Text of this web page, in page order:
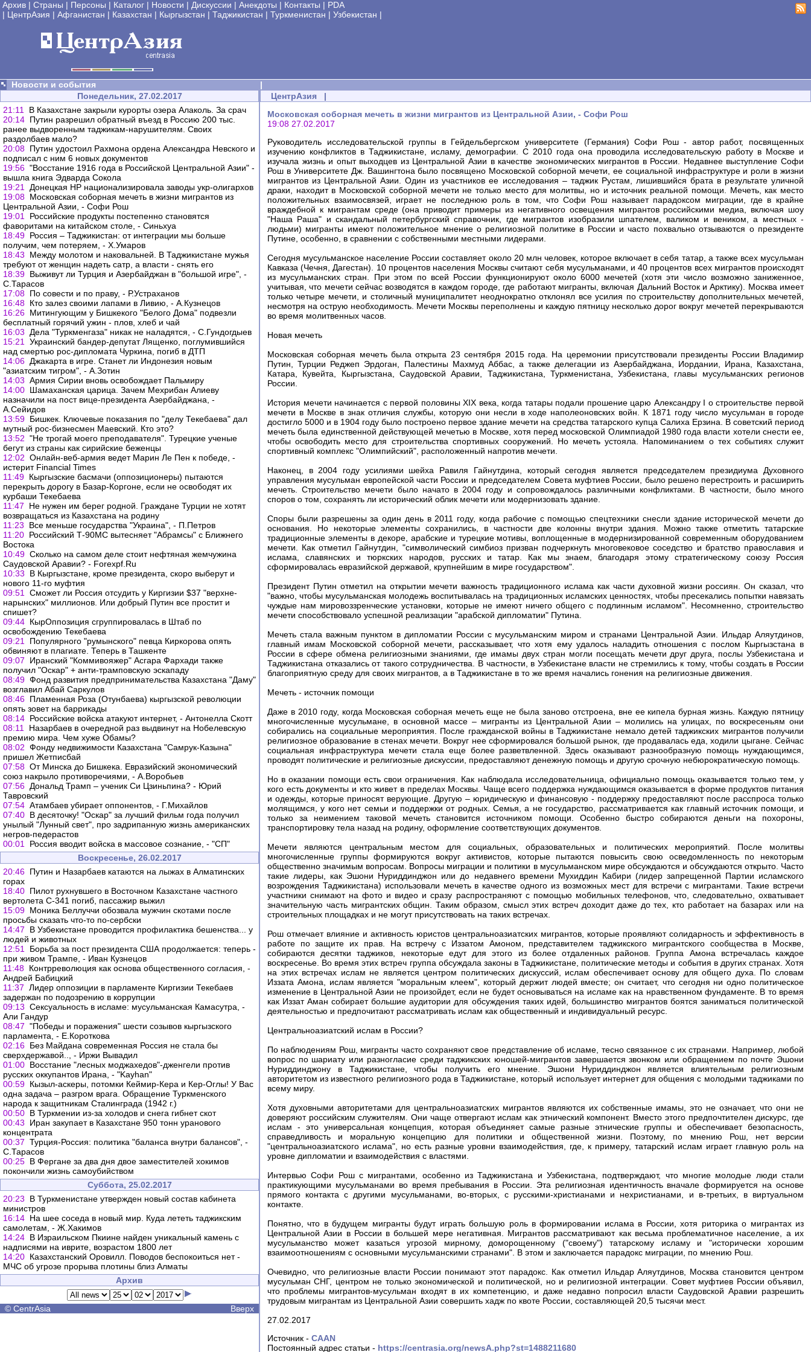
Архив | Страны | Персоны | Каталог | Новости | Дискуссии | Анекдоты | Контакты | PDA
| ЦентрАзия | Афганистан | Казахстан | Кыргызстан | Таджикистан | Туркменистан | Узбекистан |
Новости и события
|
Понедельник, 27.02.2017
21:11
В Казахстане закрыли курорты озера Алаколь. За срач
20:14 Путин разрешил обратный въезд в Россию 200 тыс.
ранее выдворенным таджикам-нарушителям. Своих
раздолбаев мало?
20:08 Путин удостоил Рахмона ордена Александра Невского и
подписал с ним 6 новых документов
19:56 "Восстание 1916 года в Российской Центральной Азии" -
вышла книга Эдварда Сокола
19:21
Донецкая НР национализировала заводы укр-олигархов
19:08 Московская соборная мечеть в жизни мигрантов из
Центральной Азии, - Софи Рош
19:01
Российские продукты постепенно становятся
фаворитами на китайском столе, - Синьхуа
18:49 Россия – Таджикистан: от интеграции мы больше
получим, чем потеряем, - Х.Умаров
18:43
Между молотом и наковальней. В Таджикистане мужья
требуют от женщин надеть сатр, а власти - снять его
18:39 Выживут ли Турция и Азербайджан в "большой игре", -
С.Тарасов
17:08 По совести и по праву, - Р.Устраханов
16:48 Кто залез своими лапами в Ливию, - А.Кузнецов
16:26 Митингующим у Бишкекого "Белого Дома" подвезли
бесплатный горячий ужин - плов, хлеб и чай
16:03
Дела "Туркменгаза" никак не наладятся, - С.Гундогдыев
15:21
Украинский бандер-депутат Лященко, поглумившийся
над смертью рос-дипломата Чуркина, погиб в ДТП
14:06 Джакарта в игре. Станет ли Индонезия новым
"азиатским тигром", - А.Зотин
14:03 Армия Сирии вновь освобождает Пальмиру
14:00 Шамаханская царица. Зачем Мехрибан Алиеву
назначили на пост вице-президента Азербайджана, -
А.Сейидов
13:59 Бишкек. Ключевые показания по "делу Текебаева" дал
мутный рос-бизнесмен Маевский. Кто это?
13:52 "Не трогай моего преподавателя". Турецкие ученые
бегут из страны как сирийские беженцы
12:02 Онлайн-веб-армия ведет Марин Ле Пен к победе, -
истерит Financial Times
11:49 Кыргызские басмачи (оппозиционеры) пытаются
перекрыть дорогу в Базар-Коргоне, если не освободят их
курбаши Текебаева
11:47
Не нужен им берег родной. Граждане Турции не хотят
возвращаться из Казахстана на родину
11:23
Все меньше государства "Украина", - П.Петров
11:20 Российский Т-90МС вытесняет "Абрамсы" с Ближнего
Востока
10:49 Сколько на самом деле стоит нефтяная жемчужина
Саудовской Аравии? - Forexpf.Ru
10:33
В Кыргызстане, кроме президента, скоро выберут и
нового 11-го муфтия
09:51
Сможет ли Россия отсудить у Киргизии $37 "верхне-
нарынских" миллионов. Или добрый Путин все простит и
спишет?
09:44 КырОппозиция сгруппировалась в Штаб по
освобождению Текебаева
09:21
Популярного "румынского" певца Киркорова опять
обвиняют в плагиате. Теперь в Ташкенте
09:07
Иранский "Коммивояжер" Асгара Фархади также
получил "Оскар" + анти-трамповскую эскападу
08:49 Фонд развития предпринимательства Казахстана "Даму"
возглавил Абай Саркулов
08:46 Пламенная Роза (Отунбаева) кыргызской революции
опять зовет на баррикады
08:14 Российские войска атакуют интернет, - Антонелла Скотт
08:11
Назарбаев в очередной раз выдвинут на Нобелевскую
премию мира. Чем хуже Обамы?
08:02 Фонду недвижимости Казахстана "Самрук-Казына"
пришел Жетписбай
07:58 От Минска до Бишкека. Евразийский экономический
союз накрыло противоречиями, - А.Воробьев
07:56 Дональд Трамп – ученик Си Цзиньпина? - Юрий
Тавровский
07:54 Атамбаев убирает оппонентов, - Г.Михайлов
07:40 В десяточку! "Оскар" за лучший фильм года получил
унылый "Лунный свет", про задрипанную жизнь американских
негров-педерастов
00:01
Россия вводит войска в массовое сознание, - "СП"
Воскресенье, 26.02.2017
20:46 Путин и Назарбаев катаются на лыжах в Алматинских
горах
18:40 Пилот рухнувшего в Восточном Казахстане частного
вертолета С-341 погиб, пассажир выжил
15:09 Моника Беллуччи обозвала мужчин скотами после
просьбы сказать что-то по-сербски
14:47
В Узбекистане проводится профилактика бешенства... у
людей и животных
12:51
Борьба за пост президента США продолжается: теперь -
при живом Трампе, - Иван Кузнецов
11:48 Контрреволюция как основа общественного согласия, -
Андрей Бабицкий
11:37 Лидер оппозиции в парламенте Киргизии Текебаев
задержан по подозрению в коррупции
09:13 Сексуальность в исламе: мусульманская Камасутра, -
Али Гандур
08:47 "Победы и поражения" шести созывов кыргызского
парламента, - Е.Короткова
02:16 Без Майдана современная Россия не стала бы
сверхдержавой.., - Иржи Вывадил
01:00 Восстание "лесных моджахедов"-дженгели против
русских оккупантов Ирана, - "Kayhan"
00:59 Кызыл-аскеры, потомки Кеймир-Кера и Кер-Оглы! У Вас
одна задача – разгром врага. Обращение Туркменского
народа к защитникам Сталинграда (1942 г.)
00:50 В Туркмении из-за холодов и снега гибнет скот
00:43
Иран закупает в Казахстане 950 тонн уранового
концентрата
00:37 Турция-Россия: политика "баланса внутри балансов", -
С.Тарасов
00:25 В Фергане за два дня двое заместителей хокимов
покончили жизнь самоубийством
Суббота, 25.02.2017
20:23
В Туркменистане утвержден новый состав кабинета
министров
16:14 На шее соседа в новый мир. Куда лететь таджикским
самолетам, - Ж.Хакимов
14:24 В Израильском Пкиине найден уникальный камень с
надписями на иврите, возрастом 1800 лет
14:20 Казахстанский Оровилл. Поводов беспокоиться нет -
МЧС об угрозе прорыва плотины близ Алматы
Архив
© CentrAsia Вверх
ЦентрАзия |
Московская соборная мечеть в жизни мигрантов из Центральной Азии, - Софи Рош
19:08 27.02.2017
Руководитель исследовательской группы в Гейдельбергском университете (Германия) Софи Рош - автор работ, посвященных
изучению конфликтов в Таджикистане, исламу, демографии. С 2010 года она проводила исследовательскую работу в Москве и
изучала жизнь и опыт выходцев из Центральной Азии в качестве экономических мигрантов в России. Недавнее выступление Софи
Рош в Университете Дж. Вашингтона было посвящено Московской соборной мечети, ее социальной инфраструктуре и роли в жизни
мигрантов из Центральной Азии. Один из участников ее исследования – таджик Рустам, лишившийся брата в результате уличной
драки, находит в Московской соборной мечети не только место для молитвы, но и источник реальной помощи. Мечеть, как место
положительных взаимосвязей, играет не последнюю роль в том, что Софи Рош называет парадоксом миграции, где в крайне
враждебной к мигрантам среде (она приводит примеры из негативного освещения мигрантов российскими медиа, включая шоу
"Наша Раша" и скандальный петербургский справочник, где мигрантов изобразили шпателем, валиком и веником, а местных -
людьми) мигранты имеют положительное мнение о религиозной политике в России и часто похвально отзываются о президенте
Путине, особенно, в сравнении с собственными местными лидерами.
Сегодня мусульманское население России составляет около 20 млн человек, которое включает в себя татар, а также всех мусульман
Кавказа (Чечня, Дагестан). 10 процентов населения Москвы считают себя мусульманами, и 40 процентов всех мигрантов происходят
из мусульманских стран. При этом по всей России функционируют около 6000 мечетей (хотя эти число возможно заниженное,
учитывая, что мечети сейчас возводятся в каждом городе, где работают мигранты, включая Дальний Восток и Арктику). Москва имеет
только четыре мечети, и столичный муниципалитет неоднократно отклонял все усилия по строительству дополнительных мечетей,
несмотря на острую необходимость. Мечети Москвы переполнены и каждую пятницу несколько дорог вокруг мечетей перекрываются
во время молитвенных часов.
Новая мечеть
Московская соборная мечеть была открыта 23 сентября 2015 года. На церемонии присутствовали президенты России Владимир
Путин, Турции Реджеп Эрдоган, Палестины Махмуд Аббас, а также делегации из Азербайджана, Иордании, Ирана, Казахстана,
Катара, Кувейта, Кыргызстана, Саудовской Аравии, Таджикистана, Туркменистана, Узбекистана, главы мусульманских регионов
России.
История мечети начинается с первой половины XIX века, когда татары подали прошение царю Александру I о строительстве первой
мечети в Москве в знак отличия службы, которую они несли в ходе наполеоновских войн. К 1871 году число мусульман в городе
достигло 5000 и в 1904 году было построено первое здание мечети на средства татарского купца Салиха Ерзина. В советский период
мечеть была единственной действующей мечетью в Москве, хотя перед московской Олимпиадой 1980 года власти хотели снести ее,
чтобы освободить место для строительства спортивных сооружений. Но мечеть устояла. Напоминанием о тех событиях служит
спортивный комплекс "Олимпийский", расположенный напротив мечети.
Наконец, в 2004 году усилиями шейха Равиля Гайнутдина, который сегодня является председателем президиума Духовного
управления мусульман европейской части России и председателем Совета муфтиев России, было решено перестроить и расширить
мечеть. Строительство мечети было начато в 2004 году и сопровождалось различными конфликтами. В частности, было много
споров о том, сохранять ли исторический облик мечети или модернизовать здание.
Споры были разрешены за один день в 2011 году, когда рабочие с помощью спецтехники снесли здание исторической мечети до
основания. Но некоторые элементы сохранились, в частности две колонны внутри здания. Можно также отметить татарские
традиционные элементы в декоре, арабские и турецкие мотивы, воплощенные в модернизированной современным оборудованием
мечети. Как отметил Гайнутдин, "символический симбиоз призван подчеркнуть многовековое соседство и братство православия и
ислама, славянских и тюркских народов, русских и татар. Как мы знаем, благодаря этому стратегическому союзу Россия
сформировалась евразийской державой, крупнейшим в мире государством".
Президент Путин отметил на открытии мечети важность традиционного ислама как части духовной жизни россиян. Он сказал, что
"важно, чтобы мусульманская молодежь воспитывалась на традиционных исламских ценностях, чтобы пресекались попытки навязать
чуждые нам мировоззренческие установки, которые не имеют ничего общего с подлинным исламом". Несомненно, строительство
мечети способствовало успешной реализации "арабской дипломатии" Путина.
Мечеть стала важным пунктом в дипломатии России с мусульманским миром и странами Центральной Азии. Ильдар Аляутдинов,
главный имам Московской соборной мечети, рассказывает, что хотя ему удалось наладить отношения с послом Кыргызстана в
России в сфере обмена религиозными знаниями, где имамы двух стран могли посещать мечети друг друга, послы Узбекистана и
Таджикистана отказались от такого сотрудничества. В частности, в Узбекистане власти не стремились к тому, чтобы создать в России
благоприятную среду для своих мигрантов, а в Таджикистане в то же время начались гонения на религиозные движения.
Мечеть - источник помощи
Даже в 2010 году, когда Московская соборная мечеть еще не была заново отстроена, вне ее кипела бурная жизнь. Каждую пятницу
многочисленные мусульмане, в основной массе – мигранты из Центральной Азии – молились на улицах, по воскресеньям они
собирались на социальные мероприятия. После гражданской войны в Таджикистане немало детей таджикских мигрантов получили
религиозное образование в стенах мечети. Вокруг нее сформировался большой рынок, где продавалась еда, ходили цыгане. Сейчас
социальная инфраструктура мечети стала еще более разветвленной. Здесь оказывают разнообразную помощь нуждающимся,
проводят политические и религиозные дискуссии, предоставляют денежную помощь и другую срочную небюрократическую помощь.
Но в оказании помощи есть свои ограничения. Как наблюдала исследовательница, официально помощь оказывается только тем, у
кого есть документы и кто живет в пределах Москвы. Чаще всего поддержка нуждающимся оказывается в форме продуктов питания
и одежды, которые приносят верующие. Другую – юридическую и финансовую - поддержку предоставляют после расспроса только
молящимся, у кого нет семьи и поддержки от родных. Семья, а не государство, рассматривается как главный источник помощи, и
только за неимением таковой мечеть становится источником помощи. Особенно быстро собираются деньги на похороны,
транспортировку тела назад на родину, оформление соответствующих документов.
Мечети являются центральным местом для социальных, образовательных и политических мероприятий. После молитвы
многочисленные группы формируются вокруг активистов, которые пытаются повысить свою осведомленность по некоторым
общественно значимым вопросам. Вопросы миграции и политики в мусульманском мире обсуждаются и обсуждаются открыто. Часто
такие лидеры, как Эшони Нуриддинджон или до недавнего времени Мухиддин Кабири (лидер запрещенной Партии исламского
возрождения Таджикистана) использовали мечеть в качестве одного из возможных мест для встречи с мигрантами. Такие встречи
участники снимают на фото и видео и сразу распространяют с помощью мобильных телефонов, что, следовательно, охватывает
значительную часть мигрантских общин. Таким образом, смысл этих встреч доходит даже до тех, кто работает на базарах или на
строительных площадках и не могут присутствовать на таких встречах.
Рош отмечает влияние и активность юристов центральноазиатских мигрантов, которые проявляют солидарность и эффективность в
работе по защите их прав. На встречу с Иззатом Амоном, представителем таджикского мигрантского сообщества в Москве,
собираются десятки таджиков, некоторые едут для этого из более отдаленных районов. Группа Амона встречалась каждое
воскресенье. Во время этих встреч группа обсуждала законы в Таджикистане, политические методы и события в других странах. Хотя
на этих встречах ислам не является центром политических дискуссий, ислам обеспечивает основу для общего духа. По словам
Иззата Амона, ислам является "моральным клеем", который держит людей вместе; он считает, что сегодня ни одно политическое
изменение в Центральной Азии не произойдет, если не будет основываться на исламе как на нравственном фундаменте. В то время
как Иззат Аман собирает большие аудитории для обсуждения таких идей, большинство мигрантов боятся заниматься политической
деятельностью и предпочитают рассматривать ислам как общественный и индивидуальный ресурс.
Центральноазиатский ислам в России?
По наблюдениям Рош, мигранты часто сохраняют свое представление об исламе, тесно связанное с их странами. Например, любой
вопрос по шариату или разногласие среди таджикских юношей-мигрантов завершается звонком или обращением по почте Эшони
Нуриддинджону в Таджикистане, чтобы получить его мнение. Эшони Нуриддинджон является влиятельным религиозным
авторитетом из известного религиозного рода в Таджикистане, который использует интернет для общения с молодыми таджиками по
всему миру.
Хотя духовными авторитетами для центральноазиатских мигрантов являются их собственные имамы, это не означает, что они не
доверяют российским служителям. Они чаще отвергают ислам как этнический компонент. Вместо этого предпочтителен дискурс, где
ислам - это универсальная концепция, которая объединяет самые разные этнические группы и обеспечивает безопасность,
справедливость и моральную концепцию для политики и общественной жизни. Поэтому, по мнению Рош, нет версии
"центральноазиатского ислама", но есть разные уровни взаимодействия, где, к примеру, татарский ислам играет главную роль на
уровне дипломатии и взаимодействия с властями.
Интервью Софи Рош с мигрантами, особенно из Таджикистана и Узбекистана, подтверждают, что многие молодые люди стали
практикующими мусульманами во время пребывания в России. Эта религиозная идентичность вначале формируется на основе
прямого контакта с другими мусульманами, во-вторых, с русскими-христианами и нехристианами, и в-третьих, в виртуальном
контакте.
Понятно, что в будущем мигранты будут играть большую роль в формировании ислама в России, хотя риторика о мигрантах из
Центральной Азии в России в большей мере негативная. Мигрантов рассматривают как весьма проблематичное население, а их
мусульманство может казаться угрозой мирному, доморощенному ("своему") татарскому исламу и "исторически хорошим
взаимоотношениям с основными мусульманскими странами". В этом и заключается парадокс миграции, по мнению Рош.
Очевидно, что религиозные власти России понимают этот парадокс. Как отметил Ильдар Аляутдинов, Москва становится центром
мусульман СНГ, центром не только экономической и политической, но и религиозной интеграции. Совет муфтиев России объявил,
что проблемы мигрантов-мусульман входят в их компетенцию, и даже недавно попросил власти Саудовской Аравии разрешить
трудовым мигрантам из Центральной Азии совершить хадж по квоте России, составляющей 20,5 тысячи мест.
27.02.2017
Источник - CAAN
Постоянный адрес статьи - https://centrasia.org/newsA.php?st=1488211680